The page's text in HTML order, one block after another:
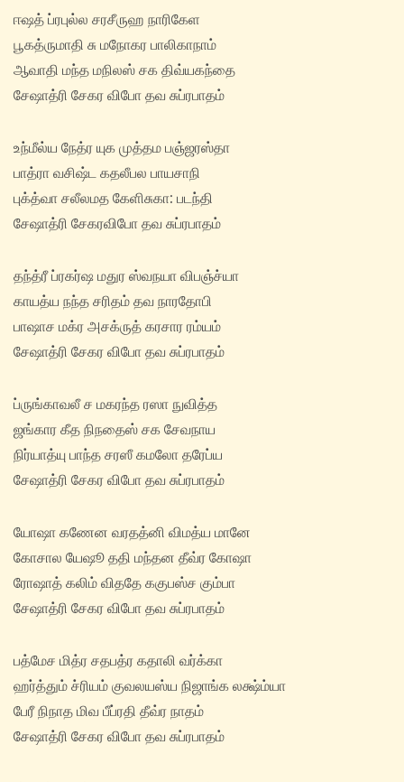
ஈஷத் ப்ரபுல்ல சரசீருஹ நாரிகேள
பூகத்ருமாதி சு மநோகர பாலிகாநாம்
ஆவாதி மந்த மநிலஸ் சக திவ்யகந்தை
சேஷாத்ரி சேகர விபோ தவ சுப்ரபாதம்
உந்மீல்ய நேத்ர யுக முத்தம பஞ்ஜரஸ்தா
பாத்ரா வசிஷ்ட கதலீபல பாயசாநி
புக்த்வா சலீலமத கேளிசுகா: படந்தி
சேஷாத்ரி சேகரவிபோ தவ சுப்ரபாதம்
தந்த்ரீ ப்ரகர்ஷ மதுர ஸ்வநயா விபஞ்ச்யா
காயத்ய நந்த சரிதம் தவ நாரதோபி
பாஷாச மக்ர அசக்ருத் கரசார ரம்யம்
சேஷாத்ரி சேகர விபோ தவ சுப்ரபாதம்
ப்ருங்காவலீ ச மகரந்த ரஸா நுவித்த
ஜங்கார கீத நிநதைஸ் சக சேவநாய
நிர்யாத்யு பாந்த சரஸீ கமலோ தரேப்ய
சேஷாத்ரி சேகர விபோ தவ சுப்ரபாதம்
யோஷா கணேன வரதத்னி விமத்ய மானே
கோசால யேஷூ ததி மந்தன தீவ்ர கோஷா
ரோஷாத் கலிம் விததே ககுபஸ்ச கும்பா
சேஷாத்ரி சேகர விபோ தவ சுப்ரபாதம்
பத்மேச மித்ர சதபத்ர கதாலி வர்க்கா
ஹர்த்தும் ச்ரியம் குவலயஸ்ய நிஜாங்க லக்ஷ்ம்யா
பேரீ நிநாத மிவ பீப்ரதி தீவ்ர நாதம்
சேஷாத்ரி சேகர விபோ தவ சுப்ரபாதம்